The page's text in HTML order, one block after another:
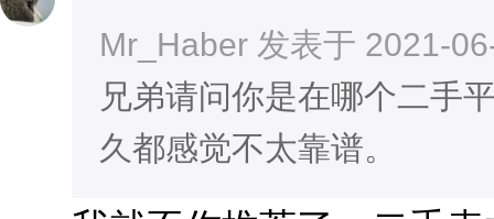
Mr_Haber 发表于 2021-
兄弟请问你是在哪个二手
久都感觉不太靠谱。